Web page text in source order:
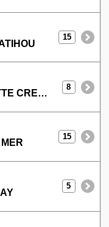
15
FÊTE DE LA CAROTTE CREANCES
8
15
5